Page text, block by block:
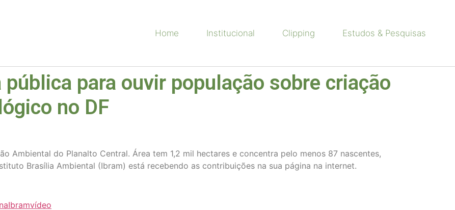
Home Institucional Clipping Estudos & Pesquisas
para ouvir população sobre criação
no DF
Ambiental do Planalto Central. Área tem 1,2 mil hectares e concentra pelo menos 87 nascentes,
Brasília Ambiental (Ibram) está recebendo as contribuições na sua página na internet.
Ibramvídeo